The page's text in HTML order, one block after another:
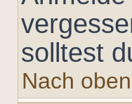
solltest
Nach oben